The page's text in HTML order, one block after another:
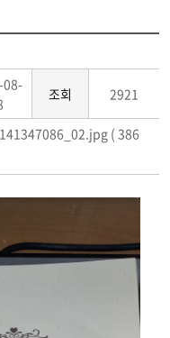
자격면허취득안내
채용정보
08-
조회 2921
( 386